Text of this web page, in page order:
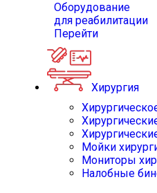
Оборудование
для реабилитации
Перейти
Хирургия
Мойки
Мониторы
Налобные